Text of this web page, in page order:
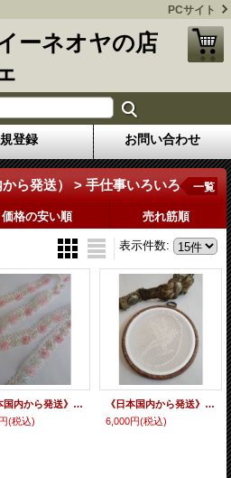
PCサイト
ーネオヤの店
登録 お問い合わせ
ら発送） > 手仕事いろいろ 一覧
価格の安い順 売れ筋順
表示件数:
《日本国内から発送》ヴィンテージ ベイダーのナマズルック 平面のメキッキオヤのブレード
(税込)
《日本国内から発送》アンテップ刺繍 小鳥
6,000円(税込)